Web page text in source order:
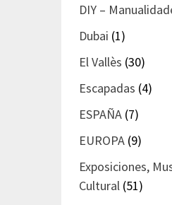
DIY –
Dubai (1)
El Vallès (30)
Escapadas (4)
ESPAÑA (7)
EUROPA (9)
Exposiciones,
Cultural (51)